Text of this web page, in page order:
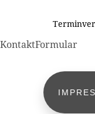
KontaktFormular